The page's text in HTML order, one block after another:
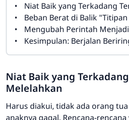
Niat Baik yang Terkadang
Beban Berat di Balik
Mengubah Perintah
Kesimpulan: Berjalan Beriringan,
Niat Baik yang
Melelahkan
Harus diakui, tidak ada orang
anaknya gagal. Rencana-